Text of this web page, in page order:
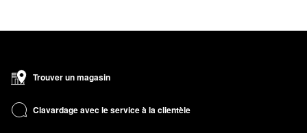
Trouver un magasin
Clavardage avec le service à la clientèle